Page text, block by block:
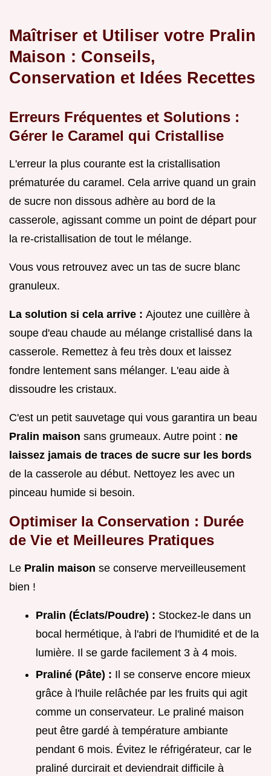
Maîtriser et Utiliser votre Pralin
Maison : Conseils,
Conservation et Idées Recettes
Erreurs Fréquentes et Solutions :
Gérer le Caramel qui Cristallise
L'erreur la plus courante est la cristallisation
prématurée du caramel. Cela arrive quand un grain
de sucre non dissous adhère au bord de la
casserole, agissant comme un point de départ pour
la re-cristallisation de tout le mélange.
Vous vous retrouvez avec un tas de sucre blanc
granuleux.
La solution si cela arrive : Ajoutez une cuillère à
soupe d'eau chaude au mélange cristallisé dans la
casserole. Remettez à feu très doux et laissez
fondre lentement sans mélanger. L'eau aide à
dissoudre les cristaux.
C'est un petit sauvetage qui vous garantira un beau
Pralin maison sans grumeaux. Autre point : ne
laissez jamais de traces de sucre sur les bords
de la casserole au début. Nettoyez les avec un
pinceau humide si besoin.
Optimiser la Conservation : Durée
de Vie et Meilleures Pratiques
Le Pralin maison se conserve merveilleusement
bien !
Pralin (Éclats/Poudre) : Stockez-le dans un
bocal hermétique, à l'abri de l'humidité et de la
lumière. Il se garde facilement 3 à 4 mois.
Praliné (Pâte) : Il se conserve encore mieux
grâce à l'huile relâchée par les fruits qui agit
comme un conservateur. Le praliné maison
peut être gardé à température ambiante
pendant 6 mois. Évitez le réfrigérateur, car le
praliné durcirait et deviendrait difficile à